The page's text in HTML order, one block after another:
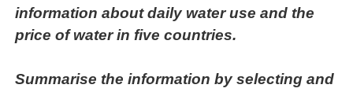
information about daily water use and the
price of water in five countries.
Summarise the information by selecting and